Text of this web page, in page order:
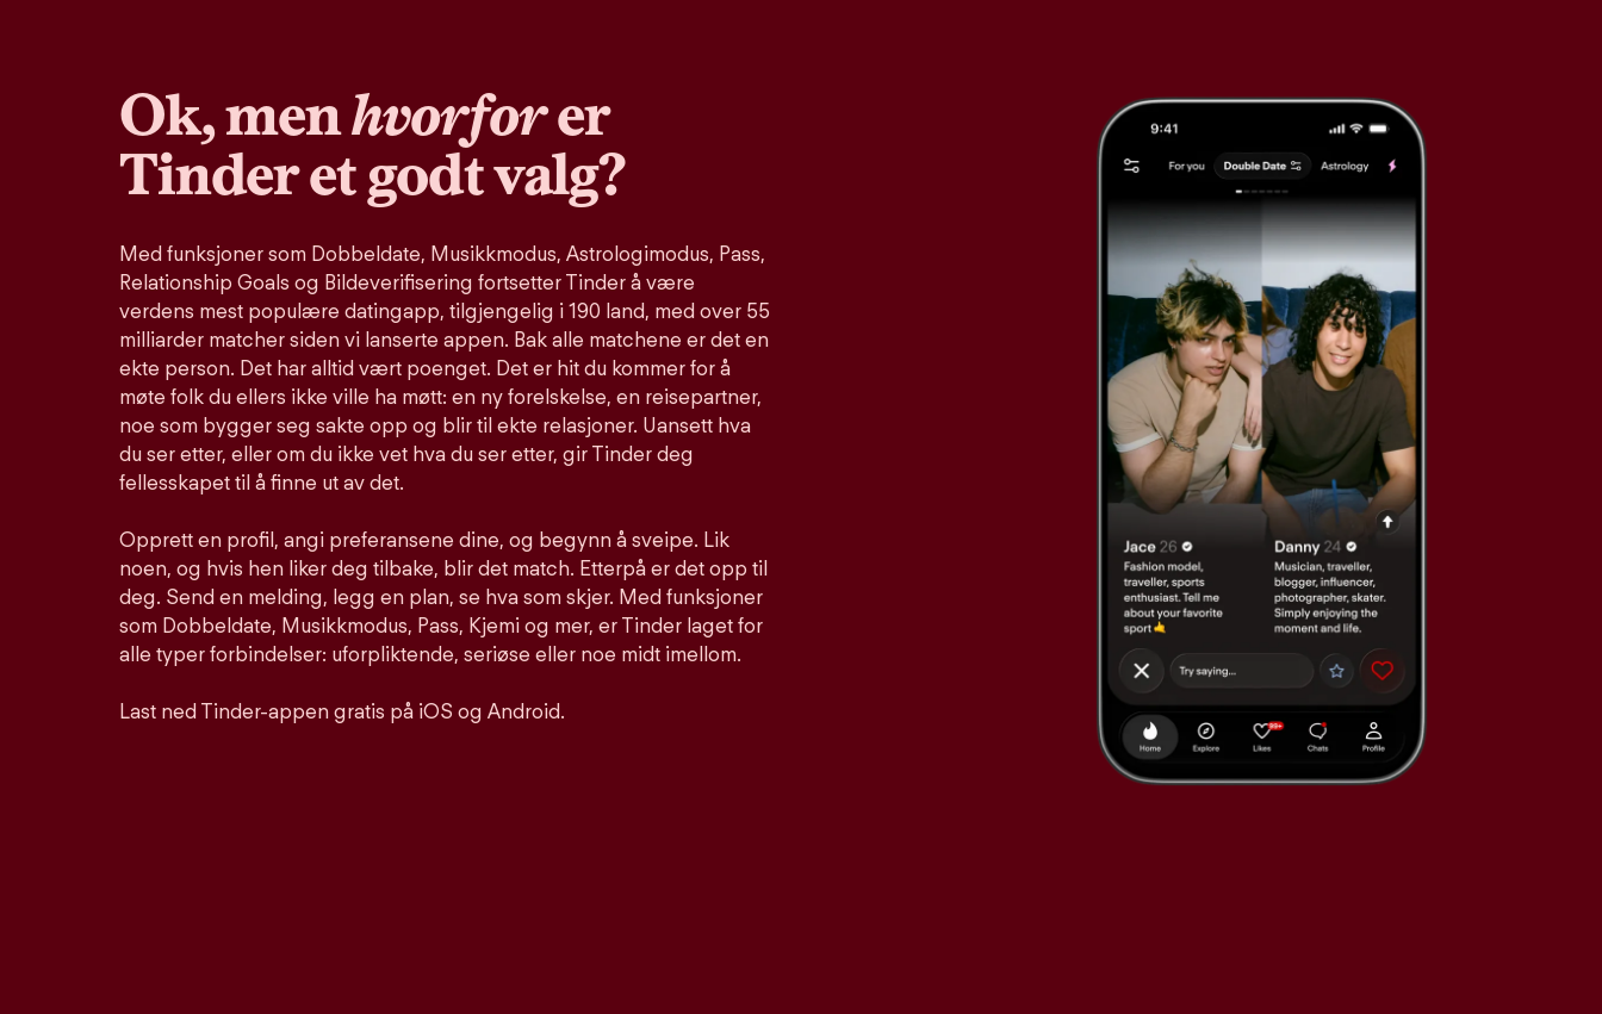
Ok, menhvorforer
Tinder et godt valg?
Med funksjoner som Dobbeldate, Musikkmodus, Astrologimodus, Pass,
Relationship Goals og Bildeverifisering fortsetter Tinder å være
verdens mest populære datingapp, tilgjengelig i 190 land, med over 55
milliarder matcher siden vi lanserte appen. Bak alle matchene er det en
ekte person. Det har alltid vært poenget. Det er hit du kommer for å
møte folk du ellers ikke ville ha møtt: en ny forelskelse, en reisepartner,
noe som bygger seg sakte opp og blir til ekte relasjoner. Uansett hva
du ser etter, eller om du ikke vet hva du ser etter, gir Tinder deg
fellesskapet til å finne ut av det.
Opprett en profil, angi preferansene dine, og begynn å sveipe. Lik
noen, og hvis hen liker deg tilbake, blir det match. Etterpå er det opp til
deg. Send en melding, legg en plan, se hva som skjer. Med funksjoner
som Dobbeldate, Musikkmodus, Pass, Kjemi og mer, er Tinder laget for
alle typer forbindelser: uforpliktende, seriøse eller noe midt imellom.
Last ned Tinder-appen gratis på iOS og Android.